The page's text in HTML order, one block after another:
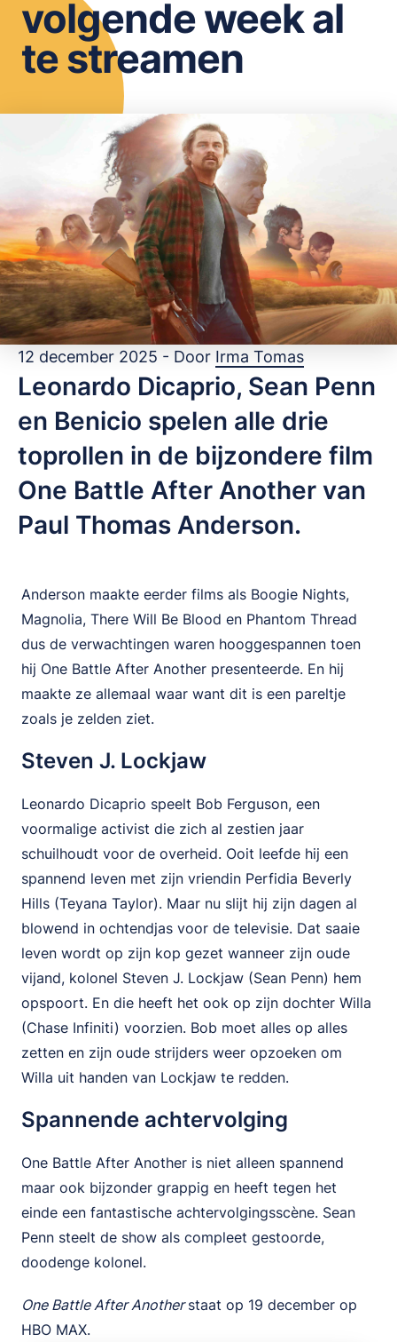
OPSLAAN
volgende week al
te streamen
12 december 2025 - Door Irma Tomas
Leonardo Dicaprio, Sean Penn
en Benicio spelen alle drie
toprollen in de bijzondere film
One Battle After Another van
Paul Thomas Anderson.
Anderson maakte eerder films als Boogie Nights,
Magnolia, There Will Be Blood en Phantom Thread
dus de verwachtingen waren hooggespannen toen
hij One Battle After Another presenteerde. En hij
maakte ze allemaal waar want dit is een pareltje
zoals je zelden ziet.
Steven J. Lockjaw
Leonardo Dicaprio speelt Bob Ferguson, een
voormalige activist die zich al zestien jaar
schuilhoudt voor de overheid. Ooit leefde hij een
spannend leven met zijn vriendin Perfidia Beverly
Hills (Teyana Taylor). Maar nu slijt hij zijn dagen al
blowend in ochtendjas voor de televisie. Dat saaie
leven wordt op zijn kop gezet wanneer zijn oude
vijand, kolonel Steven J. Lockjaw (Sean Penn) hem
opspoort. En die heeft het ook op zijn dochter Willa
(Chase Infiniti) voorzien. Bob moet alles op alles
zetten en zijn oude strijders weer opzoeken om
Willa uit handen van Lockjaw te redden.
Spannende achtervolging
One Battle After Another is niet alleen spannend
maar ook bijzonder grappig en heeft tegen het
einde een fantastische achtervolgingsscène. Sean
Penn steelt de show als compleet gestoorde,
doodenge kolonel.
One Battle After Anotherstaat op 19 december op
HBO MAX.